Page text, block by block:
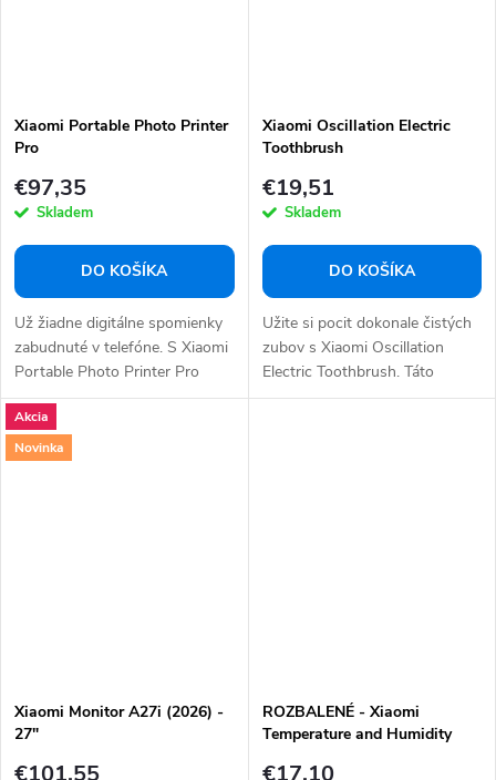
Xiaomi Portable Photo Printer
Pro
€97,35
Skladem
DO KOŠÍKA
Už žiadne digitálne spomienky
zabudnuté v telefóne. S Xiaomi
Portable Photo Printer Pro
prebudíte...
Xiaomi Oscillation Electric
Toothbrush
€19,51
Skladem
DO KOŠÍKA
Užite si pocit dokonale čistých
zubov s Xiaomi Oscillation
Electric Toothbrush. Táto
revolučná...
Akcia
Novinka
Xiaomi Monitor A27i (2026) -
27"
€101,55
ROZBALENÉ - Xiaomi
Temperature and Humidity
€17,10